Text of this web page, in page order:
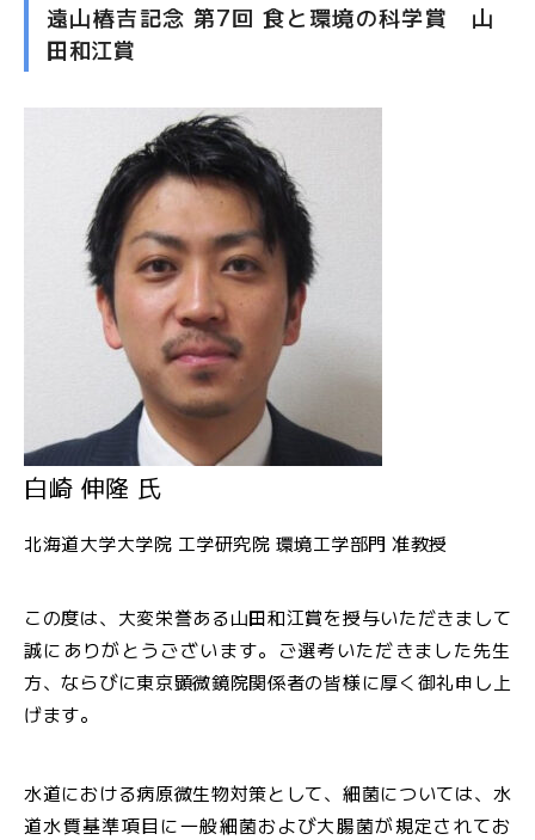
遠山椿吉記念 第7回 食と環境の科学賞 山
田和江賞
白崎 伸隆 氏
北海道大学大学院 工学研究院 環境工学部門 准教授
この度は、大変栄誉ある山田和江賞を授与いただきまして
誠にありがとうございます。ご選考いただきました先生
方、ならびに東京顕微鏡院関係者の皆様に厚く御礼申し上
げます。
水道における病原微生物対策として、細菌については、水
道水質基準項目に一般細菌および大腸菌が規定されてお